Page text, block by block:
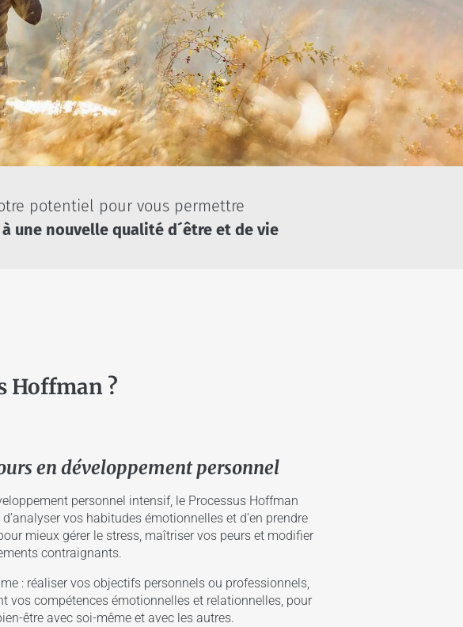
potentiel pour vous permettre
à une nouvelle qualité d´être et de vie
Hoffman ?
en développement personnel
personnel intensif, le Processus Hoffman
vos habitudes émotionnelles et d’en prendre
mieux gérer le stress, maîtriser vos peurs et modifier
contraignants.
: réaliser vos objectifs personnels ou professionnels,
vos compétences émotionnelles et relationnelles, pour
être avec soi-même et avec les autres.